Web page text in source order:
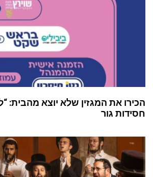
הכירו את המגזין שלא יוצא מהבית:
חסידות גור